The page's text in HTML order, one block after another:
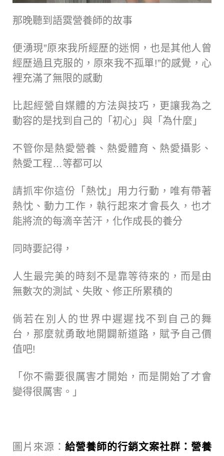
那晚聽到語霙營養師的故事
便湧現”原來我所經歷的迷惘，也是其他人曾
經歷過且克服的，原來我不孤單!”的感覺，心
裡充滿了無限的感動
比起經營自媒體的方法與技巧，更讓我為之
動容的是找到自己的「初心」與「為什麼」
不管你是熱愛營養、熱愛體育、熱愛攝影、
熱愛工程…等都可以
請抓牢你這份「熱忱」用力行動，唯有帶著
熱忱、動力工作，執行起來才會長久，也才
能將流的每滴辛苦汗，化作成長的養分
同時要記得，
人生最完美的時刻不是靠等待來的，而是由
無數次的測試、失敗、修正所累積的
倘若在別人的世界中遲遲找不到自己的舞
台，那麼就勇敢地開闢新道路，賦予自己價
值吧!
「你不需要很厲害才開始，而是開始了才會
變得很厲害。」
圖片來源： 給營養師的行銷文案社群：營養